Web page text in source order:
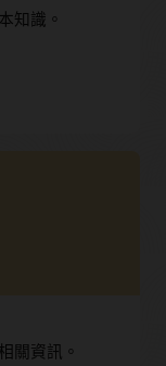
知識。
關資訊。